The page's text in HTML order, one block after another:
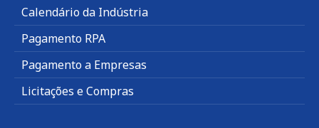
Calendário da Indústria
Pagamento RPA
Pagamento a Empresas
Licitações e Compras